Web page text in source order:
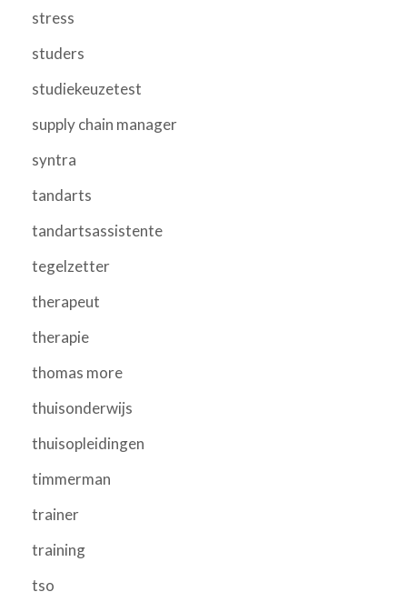
stress
studers
studiekeuzetest
supply chain manager
syntra
tandarts
tandartsassistente
tegelzetter
therapeut
therapie
thomas more
thuisonderwijs
thuisopleidingen
timmerman
trainer
training
tso